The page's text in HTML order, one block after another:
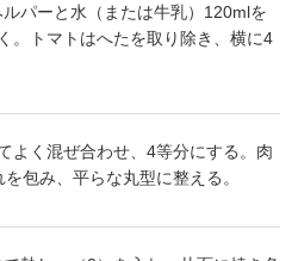
パーと水（または牛乳）120mlを
。トマトはへたを取り除き、横に4
よく混ぜ合わせ、4等分にする。肉
包み、平らな丸型に整える。